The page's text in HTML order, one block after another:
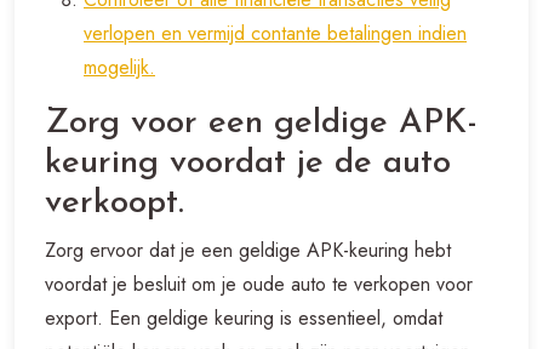
verlopen en vermijd contante betalingen indien
mogelijk.
Zorg voor een geldige APK-
keuring voordat je de auto
verkoopt.
Zorg ervoor dat je een geldige APK-keuring hebt
voordat je besluit om je oude auto te verkopen voor
export. Een geldige keuring is essentieel, omdat